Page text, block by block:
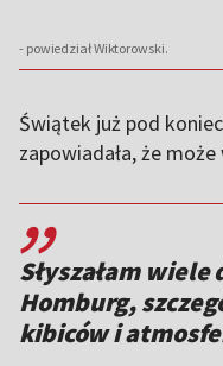
- powiedział Wiktorowski.
Świątek już pod
zapowiadała, że
,,
Słyszałam
Homburg,
kibiców i